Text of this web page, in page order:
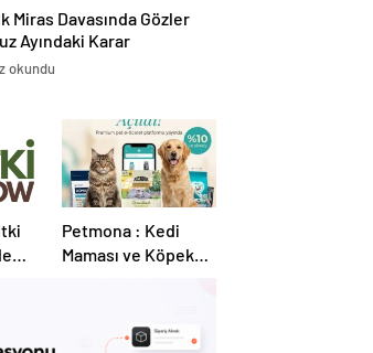
Miras Davasında Gözler
Ayındaki Karar
Çevrildi
okundu
Petmona : Kedi
Maması ve Köpek